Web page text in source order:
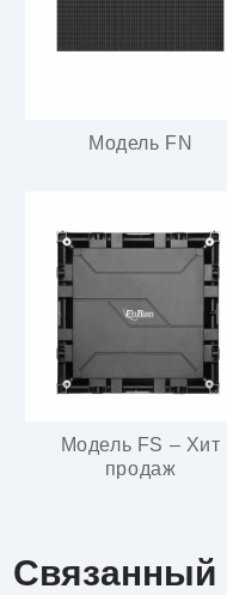
Модель FN
Модель FS – Хит
продаж
Связанный